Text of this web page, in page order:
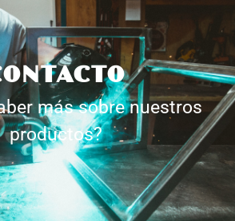
más sobre nuestros
productos?